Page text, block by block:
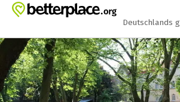
Zum Hauptinhalt springen
Erklärung zur Barrierefreiheit anzeigen